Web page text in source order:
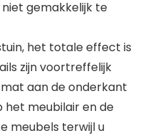
gemakkelijk te
het totale effect is
zijn voortreffelijk
aan de onderkant
meubilair en de
meubels terwijl u